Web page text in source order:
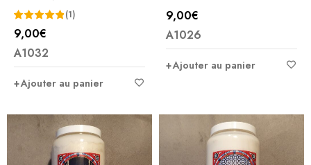
Note5.00
sur 5
(1)
9,00€
A1032
Ajouter au panier
9,00€
A1026
Ajouter au panier